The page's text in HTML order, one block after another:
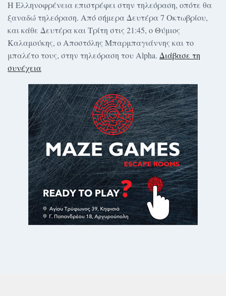
Η Ελληνοφρένεια επιστρέφει στην τηλεόραση, οπότε θα
ξαναδώ τηλεόραση. Από σήμερα Δευτέρα 7 Οκτωβρίου,
και κάθε Δευτέρα και Τρίτη στις 21:45, ο Θύμιος
Καλαμούκης, ο Αποστόλης Μπαρμπαγιάννης και το
μπαλέτο τους, στην τηλεόραση του Alpha. Διάβασε τη
συνέχεια